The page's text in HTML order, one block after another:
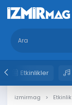
Etkinlikler
izmirmag Etkinlik